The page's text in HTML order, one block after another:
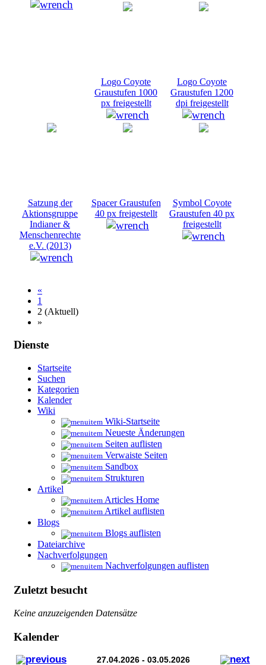
Logo Coyote
Graustufen 1000
px freigestellt
Logo Coyote
Graustufen 1200
dpi freigestellt
Satzung der
Aktionsgruppe
Indianer &
Menschenrechte
e.V. (2013)
Spacer Graustufen
40 px freigestellt
Symbol Coyote
Graustufen 40 px
freigestellt
«
1
2 (Aktuell)
»
Dienste
Startseite
Suchen
Kategorien
Kalender
Wiki
Wiki-Startseite
Neueste Änderungen
Seiten auflisten
Verwaiste Seiten
Sandbox
Strukturen
Artikel
Articles Home
Artikel auflisten
Blogs
Blogs auflisten
Dateiarchive
Nachverfolgungen
Nachverfolgungen auflisten
Zuletzt besucht
Keine anzuzeigenden Datensätze
Kalender
27.04.2026 - 03.05.2026